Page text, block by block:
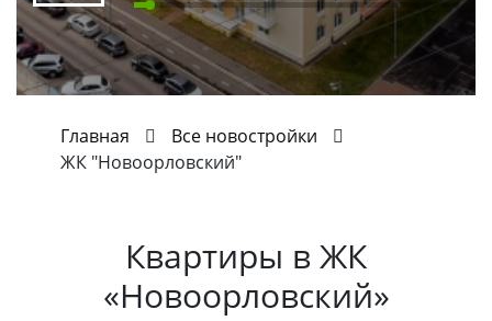
Главная
Все новостройки
ЖК "Новоорловский"
Квартиры в ЖК
«Новоорловский»